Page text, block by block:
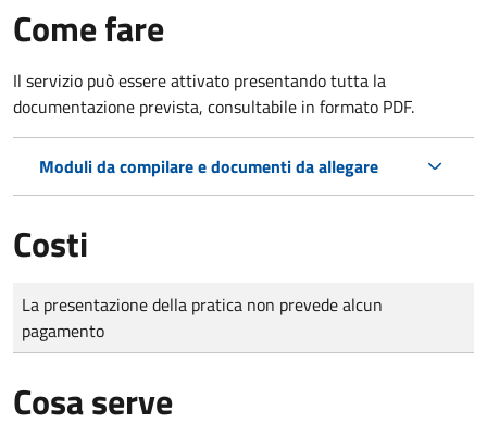
Come fare
Il servizio può essere attivato presentando tutta la
documentazione prevista, consultabile in formato PDF.
Moduli da compilare e documenti da allegare
Costi
Tipo di pagamento
Importo
La presentazione della pratica non prevede alcun
pagamento
Cosa serve